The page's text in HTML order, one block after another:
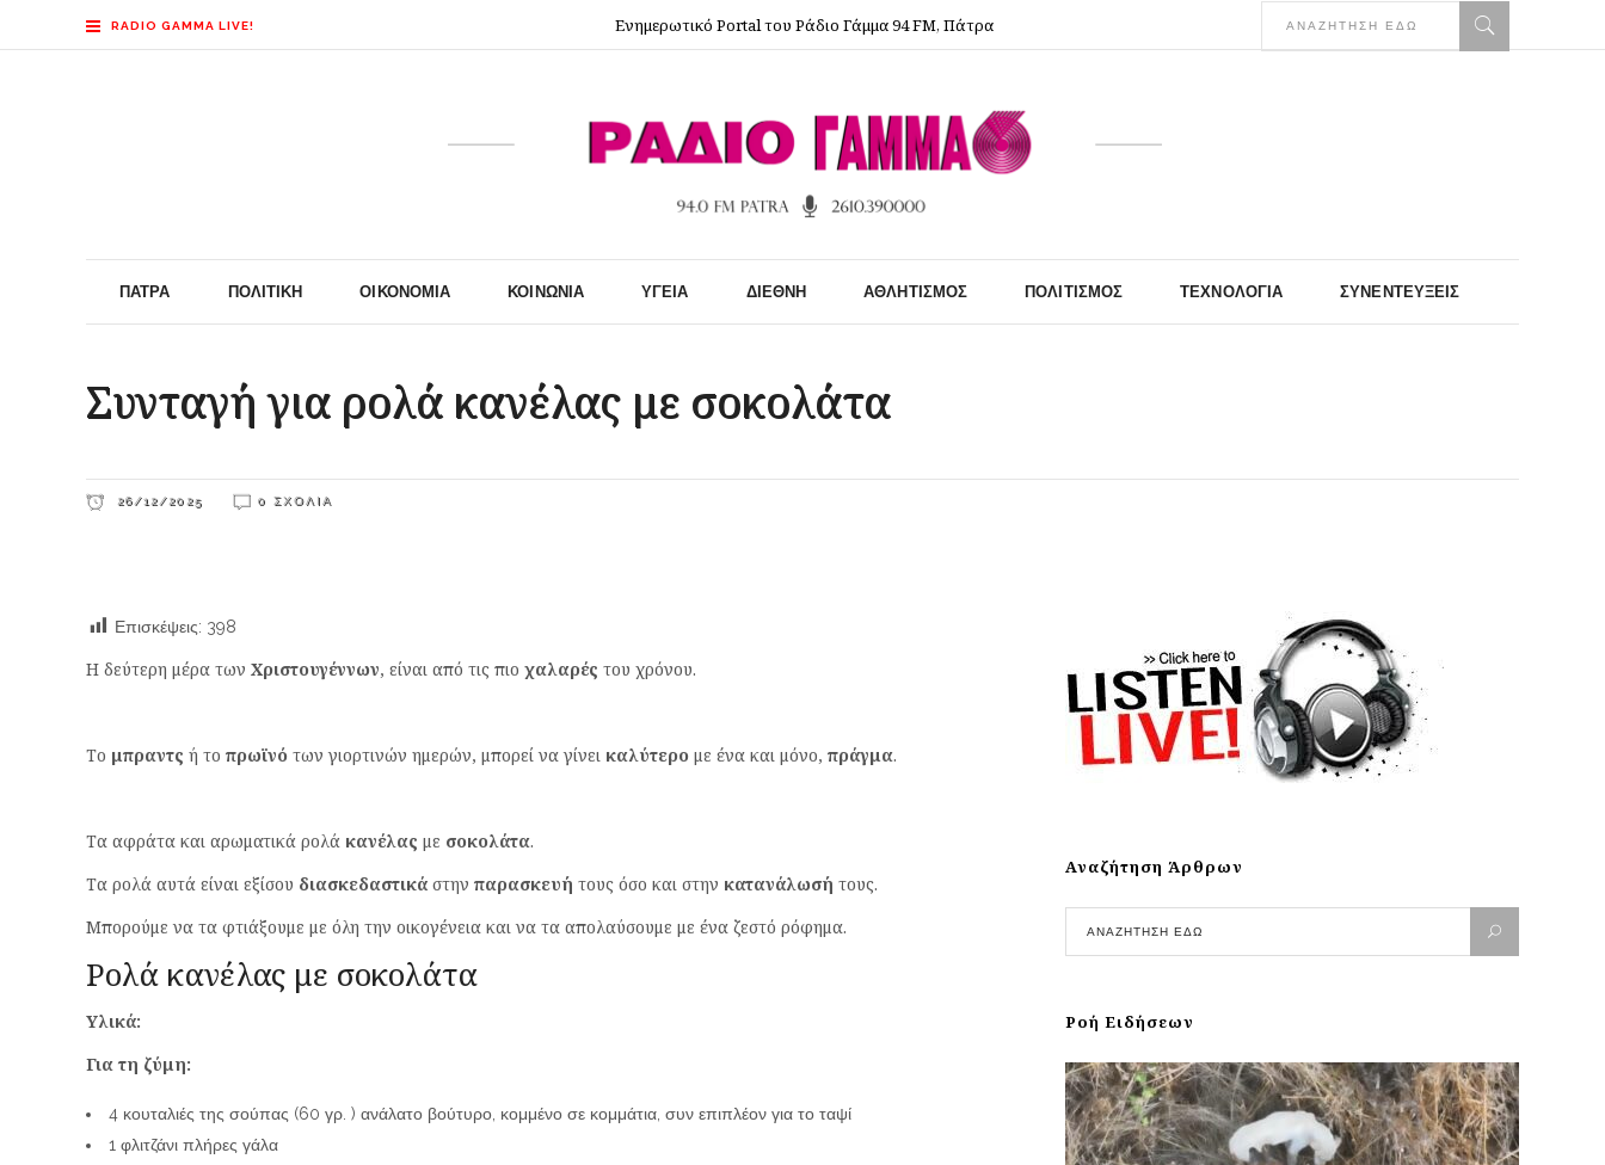
RADIO GAMMA LIVE! Ενημερωτικό Portal του Ράδιο Γάμμα 94 FM, Πάτρα
ΠΆΤΡΑ ΠΟΛΙΤΙΚΉ ΟΙΚΟΝΟΜΊΑ ΚΟΙΝΩΝΊΑ ΥΓΕΊΑ ΔΙΕΘΝΉ ΑΘΛΗΤΙΣΜΌΣ ΠΟΛΙΤΙΣΜΌΣ ΤΕΧΝΟΛΟΓΊΑ ΣΥΝΕΝΤΕΎΞΕΙΣ
Συνταγή για ρολά κανέλας με σοκολάτα
26/12/2025 0 ΣΧΌΛΙΑ
Επισκέψεις: 398
Η δεύτερη μέρα των Χριστουγέννων, είναι από τις πιο χαλαρές του χρόνου.
Το μπραντς ή το πρωϊνό των γιορτινών ημερών, μπορεί να γίνει καλύτερο με ένα και μόνο, πράγμα.
Τα αφράτα και αρωματικά ρολά κανέλας με σοκολάτα.
Τα ρολά αυτά είναι εξίσου διασκεδαστικά στην παρασκευή τους όσο και στην κατανάλωσή τους.
Μπορούμε να τα φτιάξουμε με όλη την οικογένεια και να τα απολαύσουμε με ένα ζεστό ρόφημα.
Ρολά κανέλας με σοκολάτα
Υλικά:
Για τη ζύμη:
4 κουταλιές της σούπας (60 γρ. ) ανάλατο βούτυρο, κομμένο σε κομμάτια, συν επιπλέον για το ταψί
1 φλιτζάνι πλήρες γάλα
Αναζήτηση Άρθρων
Ροή Ειδήσεων